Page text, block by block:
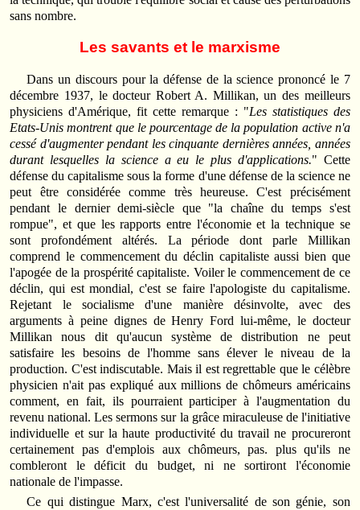
sans nombre.
Les savants et le marxisme
Dans un discours pour la défense de la science prononcé le 7
décem­bre 1937, le docteur Robert A. Millikan, un des meilleurs
physiciens d'Amérique, fit cette remarque : "Les statistiques des
Etats-Unis montrent que le pourcentage de la population active n'a
cessé d'augmenter pendant les cinquante dernières années, années
durant lesquelles la science a eu le plus d'applications." Cette
défense du capitalisme sous la forme d'une défense de la science ne
peut être considérée comme très heureuse. C'est précisément
pendant le dernier demi-siècle que "la chaîne du temps s'est
rompue", et que les rapports entre l'économie et la technique se
sont profondément altérés. La période dont parle Millikan
comprend le commencement du déclin capitaliste aussi bien que
l'apogée de la prospérité capitaliste. Voiler le commencement de ce
déclin, qui est mondial, c'est se faire l'apologiste du capitalisme.
Reje­tant le socialisme d'une manière désinvolte, avec des
arguments à peine dignes de Henry Ford lui-même, le docteur
Millikan nous dit qu'aucun système de distribution ne peut
satisfaire les besoins de l'homme sans élever le niveau de la
production. C'est indiscutable. Mais il est regret­table que le célèbre
physicien n'ait pas expliqué aux millions de chô­meurs américains
comment, en fait, ils pourraient participer à l'augmen­tation du
revenu national. Les sermons sur la grâce miraculeuse de l'initiative
individuelle et sur la haute productivité du travail ne procu­reront
certainement pas d'emplois aux chômeurs, pas. plus qu'ils ne
combleront le déficit du budget, ni ne sortiront l'économie
nationale de l'impasse.
Ce qui distingue Marx, c'est l'universalité de son génie, son